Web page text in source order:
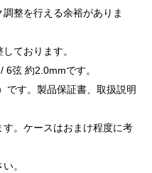
整を行える余裕がありま
ております。
弦 約2.0mmです。
です。製品保証書、取扱説明
。ケースはおまけ程度に考
。